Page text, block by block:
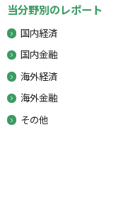
当分野別のレポート
国内経済
国内金融
海外経済
海外金融
その他